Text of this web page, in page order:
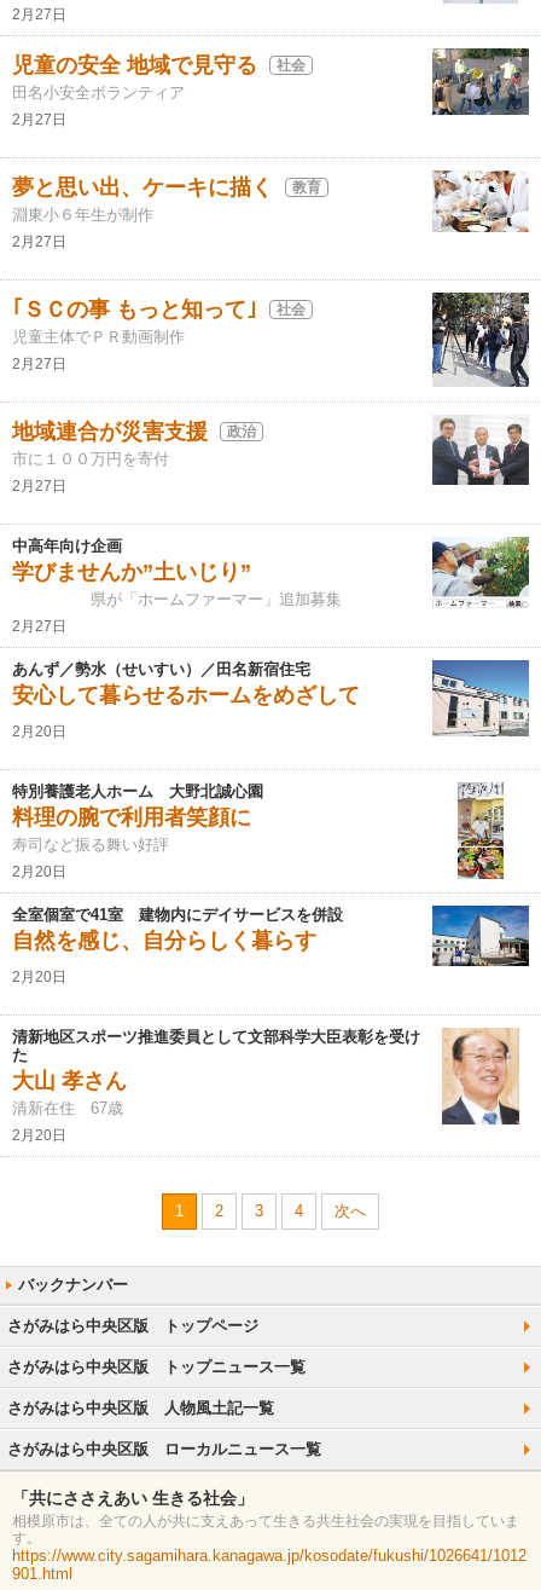
2月27日
児童の安全 地域で見守る 社会
田名小安全ボランティア
2月27日
夢と思い出、ケーキに描く 教育
淵東小６年生が制作
2月27日
｢ＳＣの事 もっと知って｣ 社会
児童主体でＰＲ動画制作
2月27日
地域連合が災害支援 政治
市に１００万円を寄付
2月27日
中高年向け企画
学びませんか”土いじり”
県が「ホームファーマー」追加募集
2月27日
あんず／勢水（せいすい）／田名新宿住宅
安心して暮らせるホームをめざして
2月20日
特別養護老人ホーム 大野北誠心園
料理の腕で利用者笑顔に
寿司など振る舞い好評
2月20日
全室個室で41室 建物内にデイサービスを併設
自然を感じ、自分らしく暮らす
2月20日
清新地区スポーツ推進委員として文部科学大臣表彰を受け
た
大山 孝さん
清新在住 67歳
2月20日
1 2 3 4 次へ
さがみはら中央区版 トップページ
さがみはら中央区版 トップニュース一覧
さがみはら中央区版 人物風土記一覧
さがみはら中央区版 ローカルニュース一覧
「共にささえあい 生きる社会」
相模原市は、全ての人が共に支えあって生きる共生社会の実現を目指していま
す。
https://www.city.sagamihara.kanagawa.jp/kosodate/fukushi/1026641/1012
901.html